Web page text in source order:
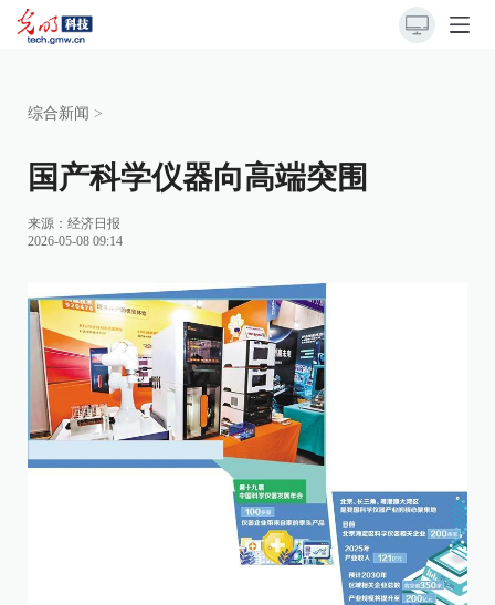
综合新闻 >
国产科学仪器向高端突围
来源： 经济日报
2026-05-08 09:14